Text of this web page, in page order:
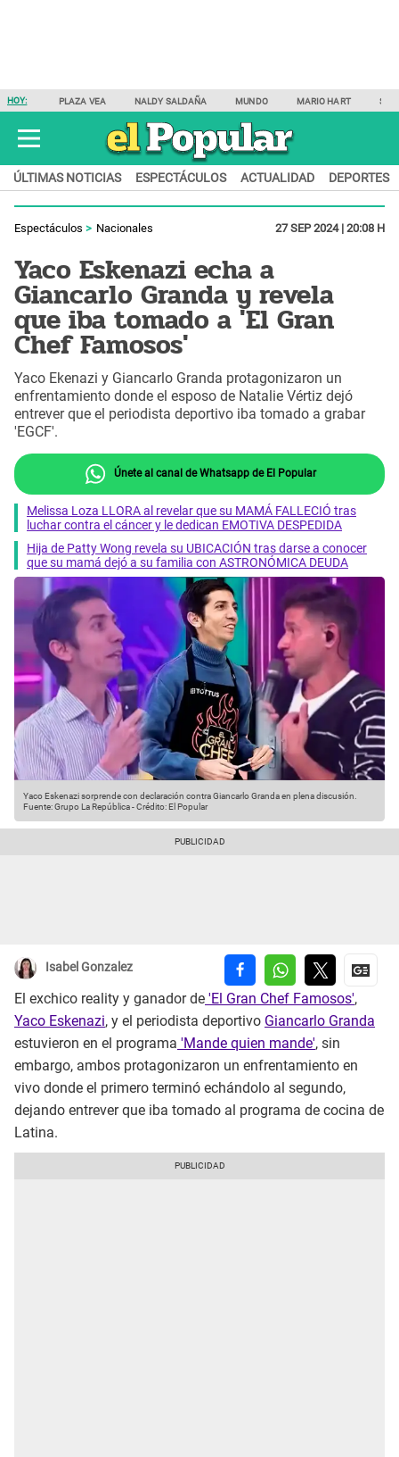
HOY: PLAZA VEA NALDY SALDAÑA MUNDO MARIO HART
ÚLTIMAS NOTICIAS ESPECTÁCULOS ACTUALIDAD DEPORTES
Espectáculos Nacionales 27 SEP 2024 | 20:08 H
Yaco Eskenazi echa a
Giancarlo Granda y revela
que iba tomado a 'El Gran
Chef Famosos'
Yaco Ekenazi y Giancarlo Granda protagonizaron un
enfrentamiento donde el esposo de Natalie Vértiz dejó
entrever que el periodista deportivo iba tomado a grabar
'EGCF'.
Únete al canal de Whatsapp de El Popular
Melissa Loza LLORA al revelar que su MAMÁ FALLECIÓ tras
luchar contra el cáncer y le dedican EMOTIVA DESPEDIDA
Hija de Patty Wong revela su UBICACIÓN tras darse a conocer
que su mamá dejó a su familia con ASTRONÓMICA DEUDA
Yaco Eskenazi sorprende con declaración contra Giancarlo Granda en plena discusión.
Fuente: Grupo La República-Crédito: El Popular
Isabel Gonzalez
El exchico reality y ganador de 'El Gran Chef Famosos',
Yaco Eskenazi, y el periodista deportivo Giancarlo Granda
estuvieron en el programa 'Mande quien mande', sin
embargo, ambos protagonizaron un enfrentamiento en
vivo donde el primero terminó echándolo al segundo,
dejando entrever que iba tomado al programa de cocina de
Latina.